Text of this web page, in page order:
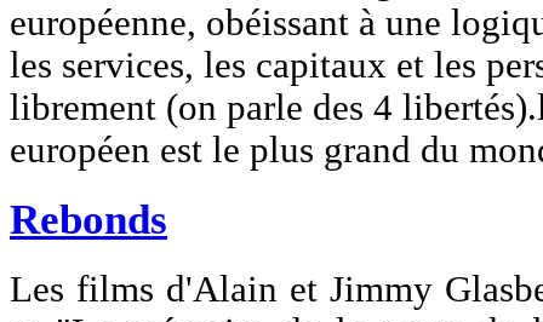
européenne, obéissant à une
les services, les capitaux et les
librement (on parle des 4
européen est le plus grand du
Rebonds
Les films d'Alain et Jimmy